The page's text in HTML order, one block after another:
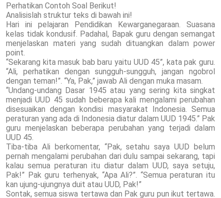
Perhatikan Contoh Soal Berikut!
Analisislah struktur teks di bawah ini!
Hari ini pelajaran Pendidikan Kewarganegaraan. Suasana
kelas tidak kondusif. Padahal, Bapak guru dengan semangat
menjelaskan materi yang sudah dituangkan dalam power
point.
“Sekarang kita masuk bab baru yaitu UUD 45”, kata pak guru.
“Ali, perhatikan dengan sungguh-sungguh, jangan ngobrol
dengan teman!”. “Ya, Pak,” jawab Ali dengan muka masam.
“Undang-undang Dasar 1945 atau yang sering kita singkat
menjadi UUD 45 sudah beberapa kali mengalami perubahan
disesuaikan dengan kondisi masyarakat Indonesia. Semua
peraturan yang ada di Indonesia diatur dalam UUD 1945.” Pak
guru menjelaskan beberapa perubahan yang terjadi dalam
UUD 45.
Tiba-tiba Ali berkomentar, “Pak, setahu saya UUD belum
pernah mengalami perubahan dari dulu sampai sekarang, tapi
kalau semua peraturan itu diatur dalam UUD, saya setuju,
Pak!” Pak guru terhenyak, “Apa Ali?”. “Semua peraturan itu
kan ujung-ujungnya duit atau UUD, Pak!”
Sontak, semua siswa tertawa dan Pak guru pun ikut tertawa.